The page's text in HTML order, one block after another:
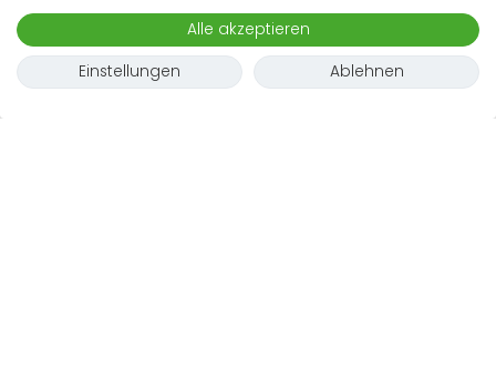
Alle akzeptieren
Einstellungen
Ablehnen